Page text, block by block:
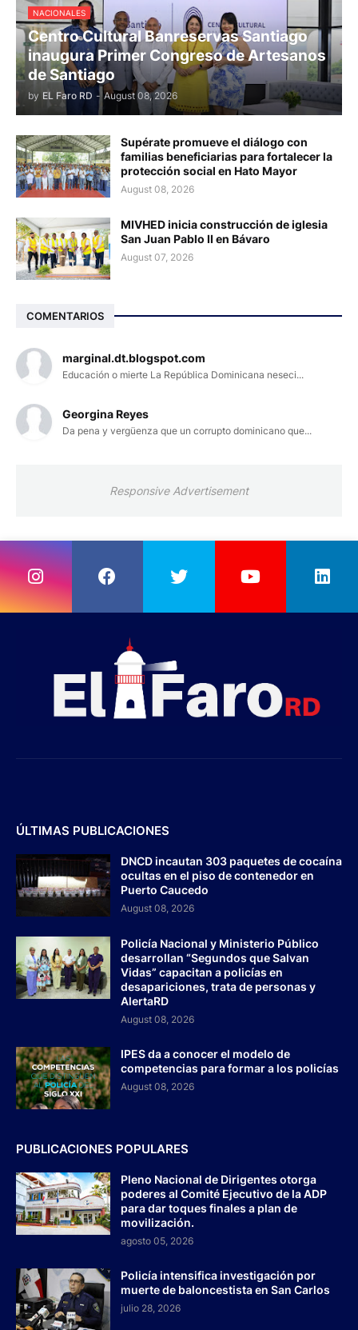
NACIONALES
Centro Cultural Banreservas Santiago
inaugura Primer Congreso de Artesanos
de Santiago
by EL Faro RD - August 08, 2026
Supérate promueve el diálogo con
familias beneficiarias para fortalecer la
protección social en Hato Mayor
August 08, 2026
MIVHED inicia construcción de iglesia
San Juan Pablo II en Bávaro
August 07, 2026
COMENTARIOS
marginal.dt.blogspot.com
Educación o mierte La República Dominicana neseci...
Georgina Reyes
Da pena y vergüenza que un corrupto dominicano que...
Responsive Advertisement
ÚLTIMAS PUBLICACIONES
DNCD incautan 303 paquetes de cocaína
ocultas en el piso de contenedor en
Puerto Caucedo
August 08, 2026
Policía Nacional y Ministerio Público
desarrollan “Segundos que Salvan
Vidas” capacitan a policías en
desapariciones, trata de personas y
AlertaRD
August 08, 2026
IPES da a conocer el modelo de
competencias para formar a los policías
August 08, 2026
PUBLICACIONES POPULARES
Pleno Nacional de Dirigentes otorga
poderes al Comité Ejecutivo de la ADP
para dar toques finales a plan de
movilización.
agosto 05, 2026
Policía intensifica investigación por
muerte de baloncestista en San Carlos
julio 28, 2026